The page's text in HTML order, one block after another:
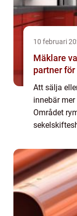
10 februari
Mäklare vasastan
partner
Att sälja
innebär
Området
som kan